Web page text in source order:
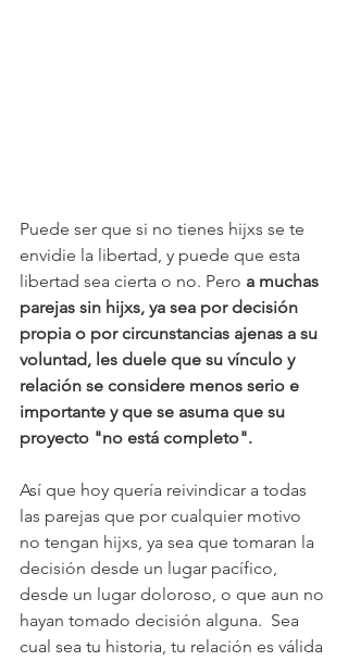
Puede ser que si no tienes hijxs se te
envidie la libertad, y puede que esta
libertad sea cierta o no. Pero a muchas
parejas sin hijxs, ya sea por decisión
propia o por circunstancias ajenas a su
voluntad, les duele que su vínculo y
relación se considere menos serio e
importante y que se asuma que su
proyecto "no está completo".
Así que hoy quería reivindicar a todas
las parejas que por cualquier motivo
no tengan hijxs, ya sea que tomaran la
decisión desde un lugar pacífico,
desde un lugar doloroso, o que aun no
hayan tomado decisión alguna.  Sea
cual sea tu historia, tu relación es válida